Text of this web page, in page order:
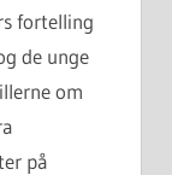
fortelling
de unge
om
på